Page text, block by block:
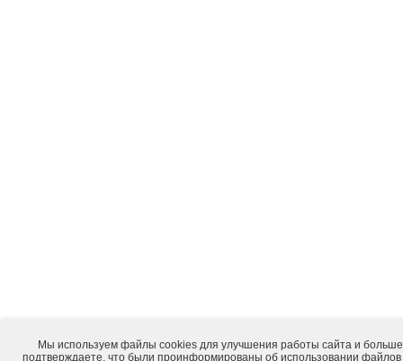
Мы используем файлы cookies для улучшения работы сайта и
подтверждаете, что были проинформированы об использовании